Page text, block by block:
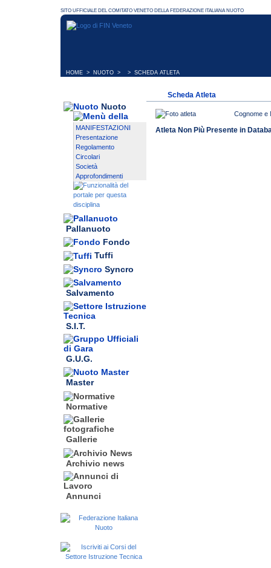
HOME > NUOTO > > SCHEDA ATLETA
Nuoto
MANIFESTAZIONI
Presentazione
Regolamento
Circolari
Società
Approfondimenti
Pallanuoto
Fondo
Tuffi
Syncro
Salvamento
S.I.T.
G.U.G.
Master
Normative
Gallerie
Archivio news
Annunci
Scheda Atleta
Cognome e
Atleta Non Più Presente in